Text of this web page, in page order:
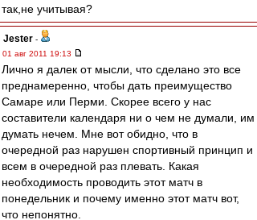
так,не учитывая?
Jester -
01 авг 2011 19:13
Лично я далек от мысли, что сделано это все
преднамеренно, чтобы дать преимущество
Самаре или Перми. Скорее всего у нас
составители календаря ни о чем не думали, им
думать нечем. Мне вот обидно, что в
очередной раз нарушен спортивный принцип и
всем в очередной раз плевать. Какая
необходимость проводить этот матч в
понедельник и почему именно этот матч вот,
что непонятно.